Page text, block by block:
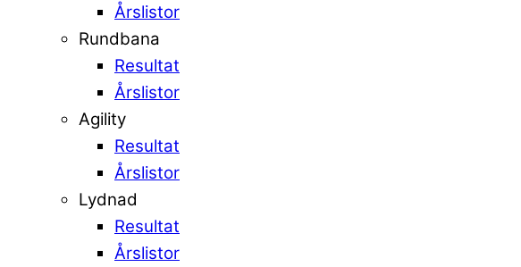
Årslistor
Rundbana
Resultat
Årslistor
Agility
Resultat
Årslistor
Lydnad
Resultat
Årslistor